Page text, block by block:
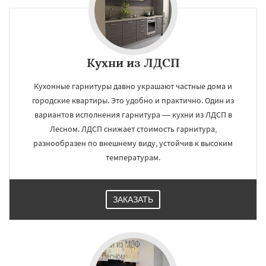
Кухни из ЛДСП
Кухонные гарнитуры давно украшают частные дома и
городские квартиры. Это удобно и практично. Один из
вариантов исполнения гарнитура — кухни из ЛДСП в
Лесном. ЛДСП снижает стоимость гарнитура,
разнообразен по внешнему виду, устойчив к высоким
температурам.
ЗАКАЗАТЬ